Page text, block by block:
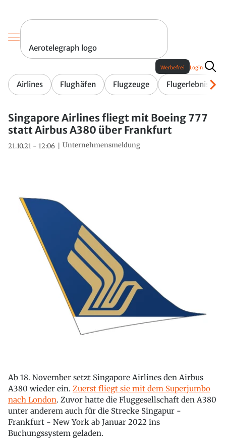
Aerotelegraph logo
Airlines Flughäfen Flugzeuge Flugerlebnis
Werbefrei Login
Singapore Airlines fliegt mit Boeing 777
statt Airbus A380 über Frankfurt
21.10.21 - 12:06 Unternehmensmeldung
Ab 18. November setzt Singapore Airlines den Airbus
A380 wieder ein. Zuerst fliegt sie mit dem Superjumbo
nach London. Zuvor hatte die Fluggesellschaft den A380
unter anderem auch für die Strecke Singapur -
Frankfurt - New York ab Januar 2022 ins
Buchungssystem geladen.